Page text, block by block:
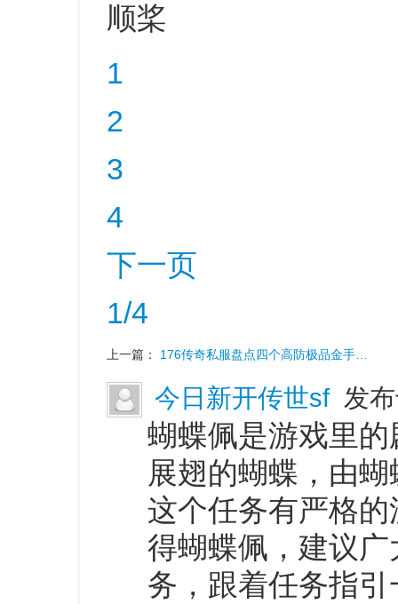
顺桨
1
2
3
4
下一页
1/4
上一篇： 176传奇私服盘点四个高防极品金手…
今日新开传世sf 发
蝴蝶佩是游戏里
展翅的蝴蝶，由
这个任务有严格
得蝴蝶佩，建议
务，跟着任务指